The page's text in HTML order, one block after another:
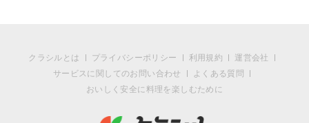
クラシルとは プライバシーポリシー 利用規約
運営会社
サービスに関してのお問い合わせ
よくある質問
おいしく安全に料理を楽しむために